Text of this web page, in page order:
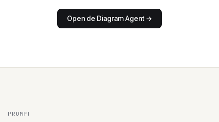
Open de Diagram Agent →
PROMPT